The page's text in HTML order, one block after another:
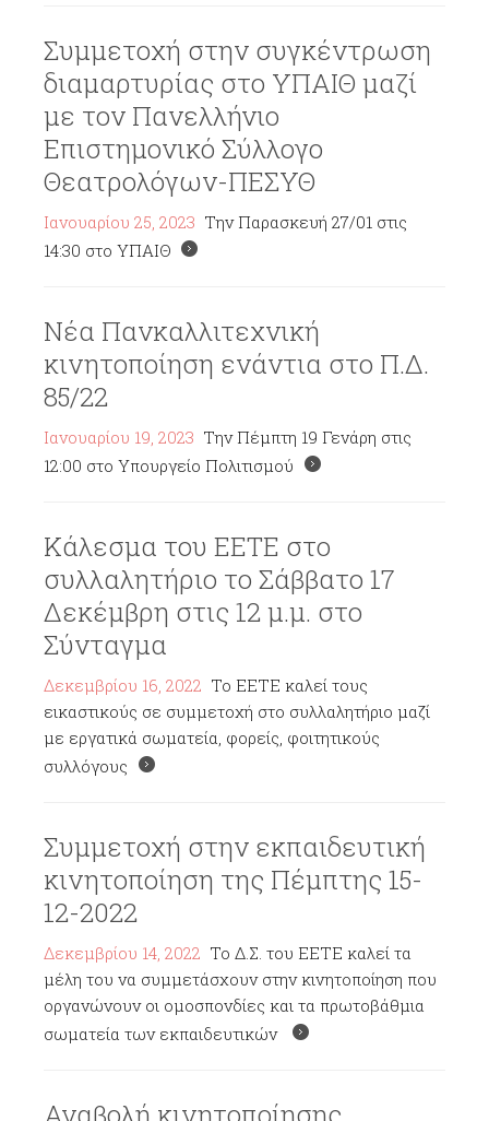
Συμμετοχή στην συγκέντρωση
διαμαρτυρίας στο ΥΠΑΙΘ μαζί
με τον Πανελλήνιο
Επιστημονικό Σύλλογο
Θεατρολόγων-ΠΕΣΥΘ
Ιανουαρίου 25, 2023 Την Παρασκευή 27/01 στις
14:30 στο ΥΠΑΙΘ
Νέα Πανκαλλιτεχνική
κινητοποίηση ενάντια στο Π.Δ.
85/22
Ιανουαρίου 19, 2023 Την Πέμπτη 19 Γενάρη στις
12:00 στο Υπουργείο Πολιτισμού
Κάλεσμα του ΕΕΤΕ στο
συλλαλητήριο το Σάββατο 17
Δεκέμβρη στις 12 μ.μ. στο
Σύνταγμα
Δεκεμβρίου 16, 2022 Το ΕΕΤΕ καλεί τους
εικαστικούς σε συμμετοχή στο συλλαλητήριο μαζί
με εργατικά σωματεία, φορείς, φοιτητικούς
συλλόγους
Συμμετοχή στην εκπαιδευτική
κινητοποίηση της Πέμπτης 15-
12-2022
Δεκεμβρίου 14, 2022 Το Δ.Σ. του ΕΕΤΕ καλεί τα
μέλη του να συμμετάσχουν στην κινητοποίηση που
οργανώνουν οι ομοσπονδίες και τα πρωτοβάθμια
σωματεία των εκπαιδευτικών